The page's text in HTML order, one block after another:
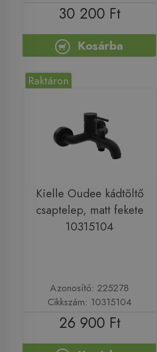
30 200 Ft
Kosárba
Raktáron
Kielle Oudee kádtöltő
csaptelep, matt fekete
10315104
Azonosító: 225278
Cikkszám: 10315104
26 900 Ft